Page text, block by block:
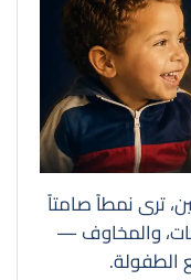
ترى نمطاً صامتاً
والمخاوف —
الطفولة.